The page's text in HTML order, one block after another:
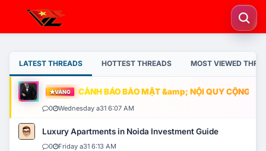
LATEST THREADS HOTTEST THREADS MOST VIEWED
VÀNG CẢNH BÁO BẢO MẬT &amp; NỘI QUY CỘNG
0 Wednesday a31 6:07 AM
Luxury Apartments in Noida Investment Guide
0 Friday a31 6:13 AM